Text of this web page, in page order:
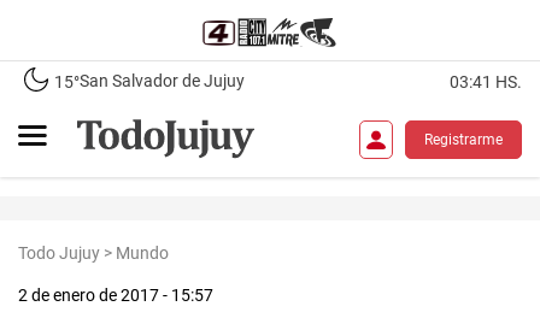
15°San Salvador de Jujuy 03:41 HS.
Registrarme
Todo Jujuy > Mundo
2 de enero de 2017 - 15:57